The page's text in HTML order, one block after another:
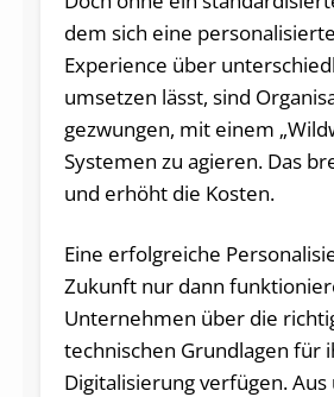
dem sich eine
Experience über
umsetzen lässt, sind
gezwungen, mit einem
Systemen zu agieren. Das
und erhöht die Kosten.
Eine erfolgreiche
Zukunft nur dann
Unternehmen über die
technischen Grundlagen für
Digitalisierung verfügen.